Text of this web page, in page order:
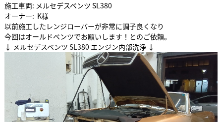
施工車両: メルセデスベンツ SL380
オーナー: K様
以前施工したレンジローバーが非常に調子良くなり
今回はオールドベンツでお願いします！とのご依頼。
↓ メルセデスベンツ SL380 エンジン内部洗浄 ↓